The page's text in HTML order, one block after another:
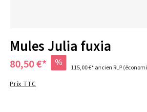
Mules Julia fuxia
80,50 €* % 115,00 €*ancien RLP
Prix TTC